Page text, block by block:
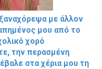
με άλλον
μου από το
χορό
την περασμένη
στα χέρια μου τη